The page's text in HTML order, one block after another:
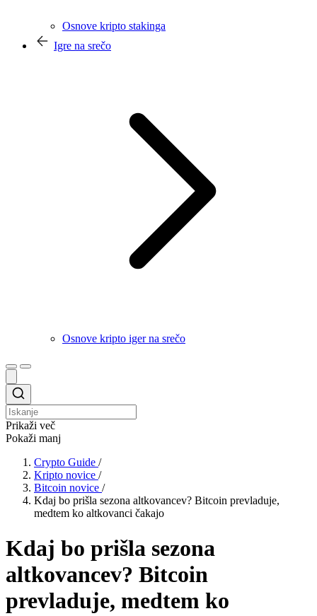
Osnove kripto stakinga
Igre na srečo
Osnove kripto iger na srečo
Prikaži več
Pokaži manj
Crypto Guide /
Kripto novice /
Bitcoin novice /
Kdaj bo prišla sezona altkovancev? Bitcoin prevladuje,
medtem ko altkovanci čakajo
Kdaj bo prišla sezona
altkovancev? Bitcoin
prevladuje, medtem ko